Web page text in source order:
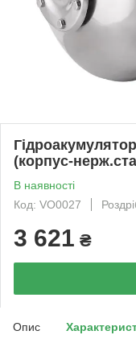
(корпус-
В наявності
Код: VO0027
3 621 ₴
Опис